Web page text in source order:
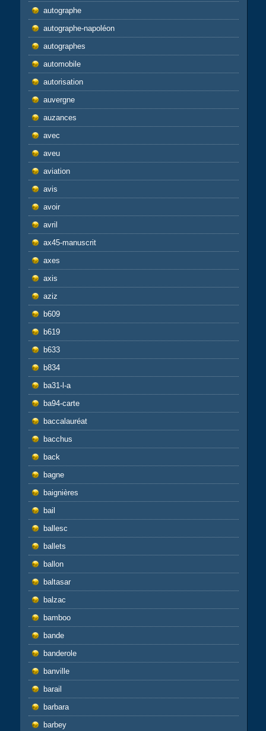
autographe
autographe-napoléon
autographes
automobile
autorisation
auvergne
auzances
avec
aveu
aviation
avis
avoir
avril
ax45-manuscrit
axes
axis
aziz
b609
b619
b633
b834
ba31-l-a
ba94-carte
baccalauréat
bacchus
back
bagne
baignières
bail
ballesc
ballets
ballon
baltasar
balzac
bamboo
bande
banderole
banville
barail
barbara
barbey